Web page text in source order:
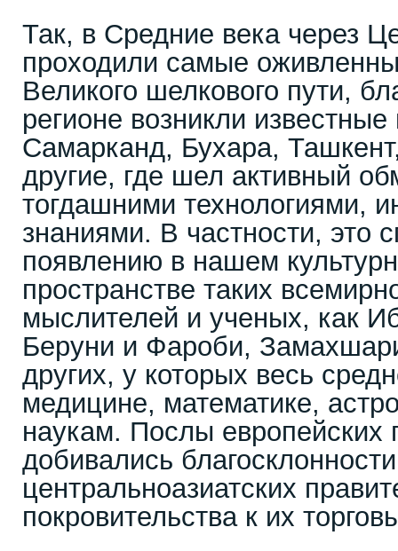
Так, в Средние века через
проходили самые
Великого шелкового пути,
регионе возникли известные
Самарканд, Бухара,
другие, где шел активный
тогдашними технологиями,
знаниями. В частности, это
появлению в нашем
пространстве таких
мыслителей и ученых, как
Беруни и Фароби,
других, у которых весь
медицине, математике,
наукам. Послы европейских
добивались благосклонности
центральноазиатских
покровительства к их